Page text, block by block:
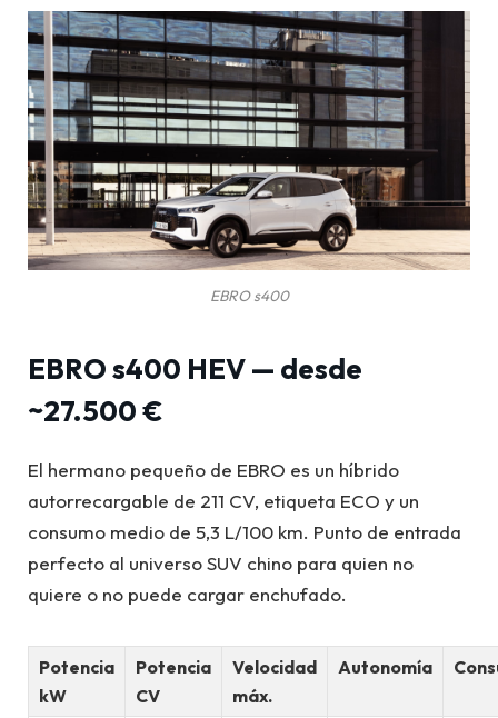
EBRO s400
EBRO s400 HEV — desde
~27.500 €
El hermano pequeño de EBRO es un híbrido
autorrecargable de 211 CV, etiqueta ECO y un
consumo medio de 5,3 L/100 km. Punto de entrada
perfecto al universo SUV chino para quien no
quiere o no puede cargar enchufado.
Potencia
kW
Potencia
CV
Velocidad
máx.
Autonomía